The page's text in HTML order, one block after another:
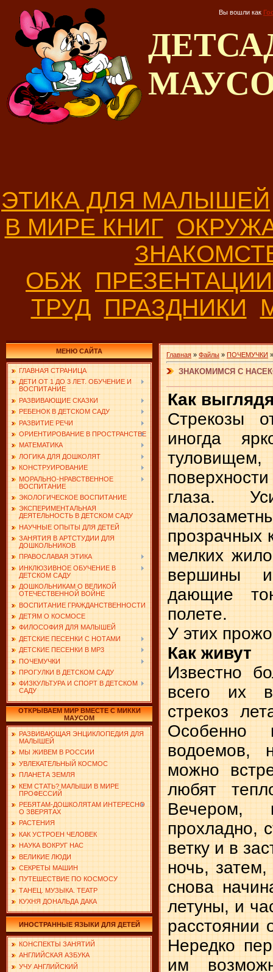
Вы вошли как
ЭТИКА ДЛЯ МАЛЫШЕЙ
В МИРЕ КНИГ
ОБЖ
ТРУД ПРАЗДНИКИ
МЕНЮ САЙТА
ГЛАВНАЯ СТРАНИЦА
ДЕТИ ОТ 1 ДО 3 ЛЕТ. ОБУЧЕНИЕ И
ВОСПИТАНИЕ
РАЗВИВАЮЩИЕ СКАЗКИ
РЕБЕНОК В ДЕТСКОМ САДУ
РАЗВИТИЕ РЕЧИ
ОРИЕНТИРОВАНИЕ В ПРОСТРАНСТВЕ
МАТЕМАТИКА
ЛОГИКА ДЛЯ ДОШКОЛЯТ
КОНСТРУИРОВАНИЕ
МОРАЛЬНО-НРАВСТВЕННОЕ
ВОСПИТАНИЕ
ЭКОЛОГИЧЕСКОЕ ВОСПИТАНИЕ
ЭКСПЕРИМЕНТАЛЬНАЯ
ДЕЯТЕЛЬНОСТЬ В ДЕТСКОМ САДУ
НАУЧНЫЕ ОПЫТЫ ДЛЯ ДЕТЕЙ
ЗАНЯТИЯ В АРТСТУДИИ ДЛЯ
ДОШКОЛЬНИКОВ
ПРАВОСЛАВАЯ ЭТИКА
ИНКЛЮЗИВНОЕ ОБУЧЕНИЕ В
ДЕТСКОМ САДУ
ДОШКОЛЬНИКАМ О ВЕЛИКОЙ
ОТЕЧЕСТВЕННОЙ ВОЙНЕ
ВОСПИТАНИЕ ГРАЖДАНСТВЕННОСТИ
ДЕТЯМ О КОСМОСЕ
ФИЛОСОФИЯ ДЛЯ МАЛЫШЕЙ
ДЕТСКИЕ ПЕСЕНКИ С НОТАМИ
ДЕТСКИЕ ПЕСЕНКИ В MP3
ПОЧЕМУЧКИ
ПРОГУЛКИ В ДЕТСКОМ САДУ
ФИЗКУЛЬТУРА И СПОРТ В ДЕТСКОМ
САДУ
ОТКРЫВАЕМ МИР ВМЕСТЕ С МИККИ
МАУСОМ
РАЗВИВАЮЩАЯ ЭНЦИКЛОПЕДИЯ ДЛЯ
МАЛЫШЕЙ
МЫ ЖИВЕМ В РОССИИ
УВЛЕКАТЕЛЬНЫЙ КОСМОС
ПЛАНЕТА ЗЕМЛЯ
КЕМ СТАТЬ? МАЛЫШИ В МИРЕ
ПРОФЕССИЙ
РЕБЯТАМ-ДОШКОЛЯТАМ ИНТЕРЕСНО
О ЗВЕРЯТАХ
РАСТЕНИЯ
КАК УСТРОЕН ЧЕЛОВЕК
НАУКА ВОКРУГ НАС
ВЕЛИКИЕ ЛЮДИ
СЕКРЕТЫ МАШИН
ПУТЕШЕСТВИЕ ПО КОСМОСУ
ТАНЕЦ. МУЗЫКА. ТЕАТР
КУХНЯ ДОНАЛЬДА ДАКА
ИНОСТРАННЫЕ ЯЗЫКИ ДЛЯ ДЕТЕЙ
КОНСПЕКТЫ ЗАНЯТИЙ
АНГЛИЙСКАЯ АЗБУКА
УЧУ АНГЛИЙСКИЙ
Главная » Файлы » ПОЧЕМУЧКИ
ЗНАКОМИМСЯ С
Как
Стрекозы
иногда
туловищем,
глаза.
прозрачных
мелких
вершины
дающие
полете.
У этих
Как живут
Известно
всего их
стрекоз
Особенно
водоемов,
можно
любят
Вечером,
прохладно,
ветку и в
ночь,
снова
летуны, и
расстоянии
Нередко
им